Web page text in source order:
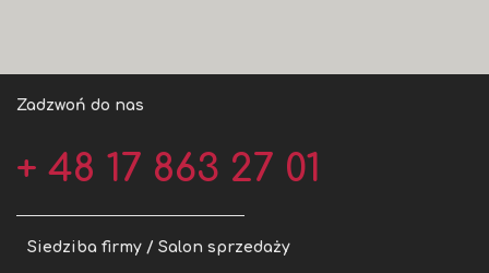
Zadzwoń do nas
+ 48 17 863 27 01
Siedziba firmy / Salon sprzedaży